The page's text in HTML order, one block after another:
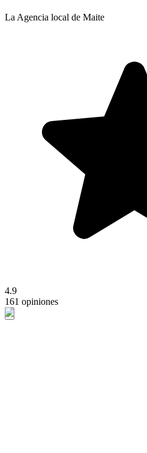
La Agencia local de Maite
4.9
161 opiniones